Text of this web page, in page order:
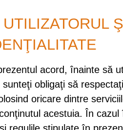
acord, înainte să
obligaţi să
oricare dintre
acestuia. În